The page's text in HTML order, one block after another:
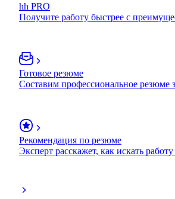
hh PRO
Получите работу быстрее с
Готовое резюме
Составим профессиональное резюме
Рекомендация по резюме
Эксперт расскажет, как искать